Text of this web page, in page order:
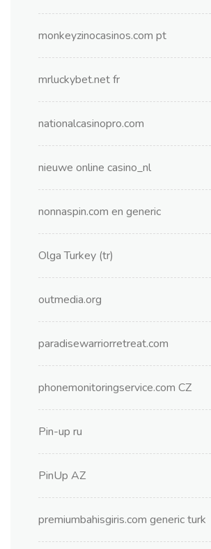
monkeyzinocasinos.com pt
mrluckybet.net fr
nationalcasinopro.com
nieuwe online casino_nl
nonnaspin.com en generic
Olga Turkey (tr)
outmedia.org
paradisewarriorretreat.com
phonemonitoringservice.com CZ
Pin-up ru
PinUp AZ
premiumbahisgiris.com generic turk